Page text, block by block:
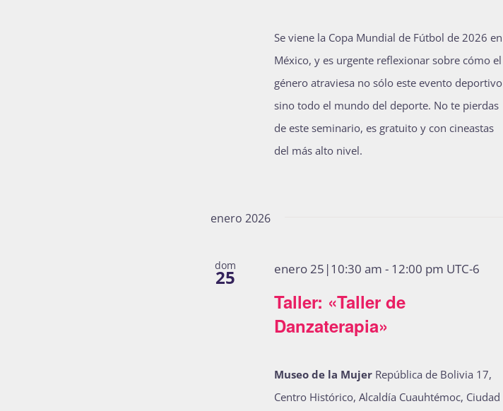
Se viene la Copa Mundial de Fútbol de 2026 en
México, y es urgente reflexionar sobre cómo el
género atraviesa no sólo este evento deportivo
sino todo el mundo del deporte. No te pierdas
de este seminario, es gratuito y con cineastas
del más alto nivel.
enero 2026
dom
25
Taller: «Taller de
Danzaterapia»
enero 25|10:30 am - 12:00 pm UTC-6
Museo de la Mujer República de Bolivia 17,
Centro Histórico, Alcaldía Cuauhtémoc, Ciudad